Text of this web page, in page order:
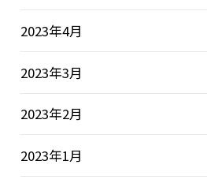
2023年4月
2023年3月
2023年2月
2023年1月